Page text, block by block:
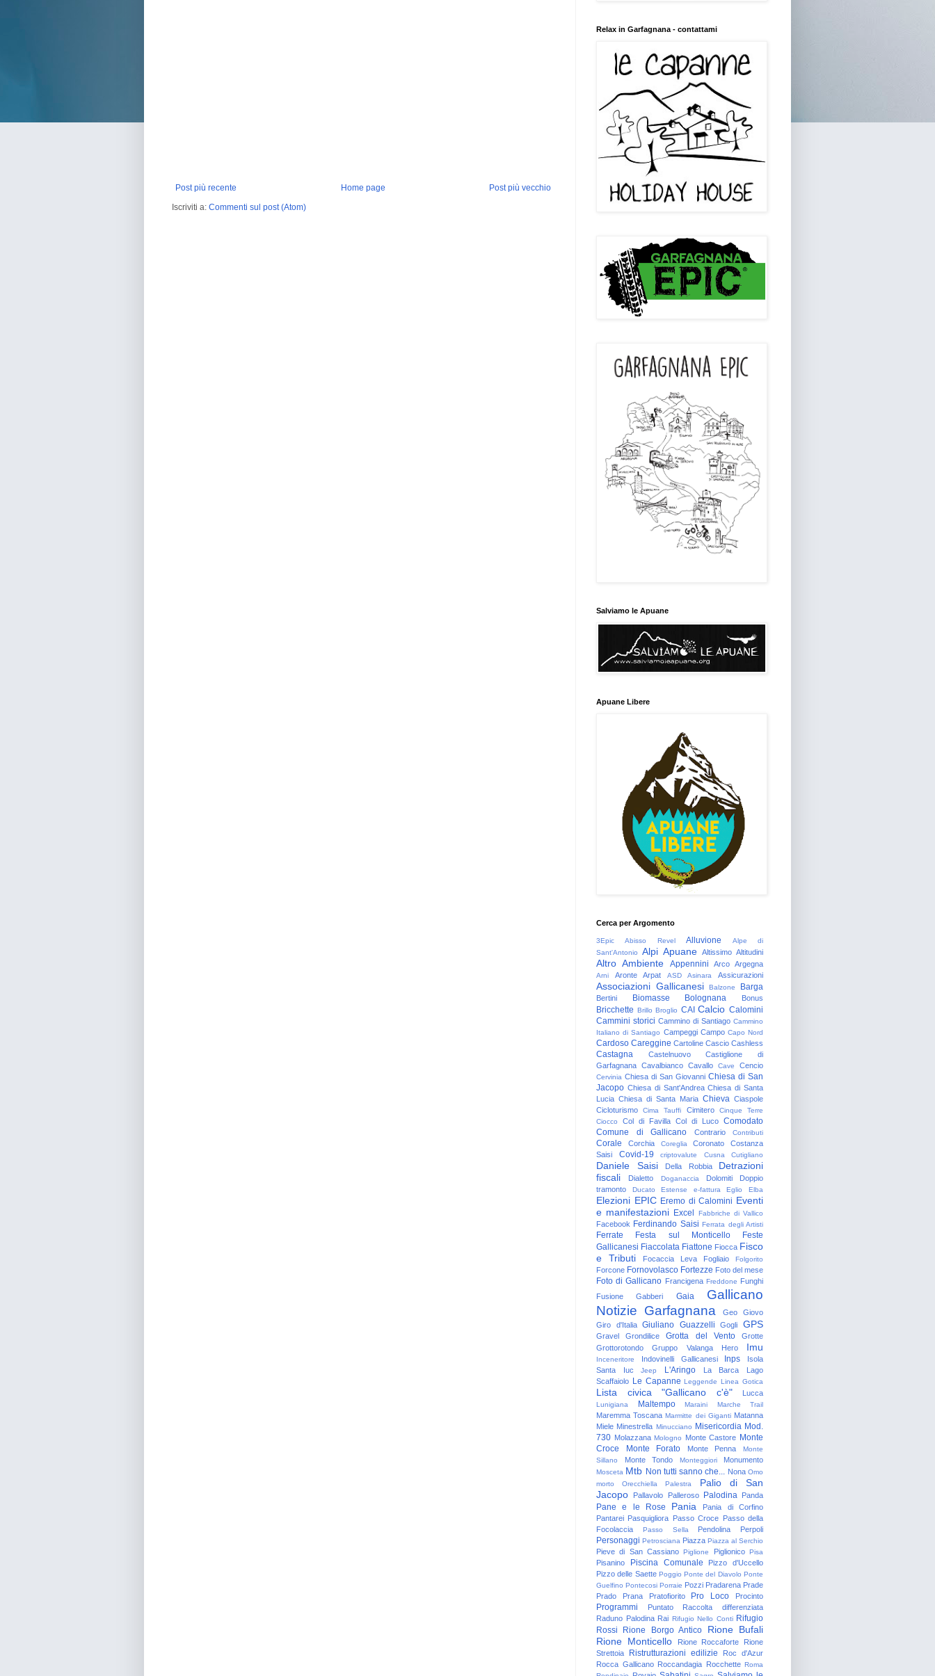
Post più recente Post più vecchio
Home page
Iscriviti a: Commenti sul post (Atom)
Relax in Garfagnana - contattami
Salviamo le Apuane
Apuane Libere
Cerca per Argomento
3Epic Abisso Revel Alluvione
Alpe di
Sant'Antonio
Alpi Apuane Altissimo Altitudini
Altro Ambiente Appennini Arco Argegna
Arni Aronte Arpat ASD Asinara Assicurazioni
Associazioni Gallicanesi Balzone Barga
Bertini Biomasse Bolognana Bonus
Bricchette Brillo Broglio CAI Calcio Calomini
Cammini storici Cammino di Santiago Cammino
Italiano di Santiago Campeggi Campo Capo Nord
Cardoso Careggine Cartoline Cascio Cashless
Castagna Castelnuovo
Castiglione di
Garfagnana Cavalbianco Cavallo Cave Cencio
Cervinia Chiesa di San Giovanni Chiesa di San
Jacopo Chiesa di Sant'Andrea Chiesa di Santa
Lucia Chiesa di Santa Maria Chieva Ciaspole
Cicloturismo
Cima Tauffi Cimitero
Cinque Terre
Ciocco
Col di Favilla Col di Luco Comodato
Comune di Gallicano
Contrario Contributi
Corale Corchia Coreglia Coronato
Costanza
Saisi
Covid-19 criptovalute Cusna Cutigliano
Daniele Saisi Della Robbia
Detrazioni
fiscali
Dialetto Doganaccia Dolomiti
Doppio
tramonto
Ducato Estense e-fattura Eglio Elba
Elezioni EPIC Eremo di Calomini Eventi
e manifestazioni Excel Fabbriche di Vallico
Facebook Ferdinando Saisi Ferrata degli Artisti
Ferrate Festa sul Monticello
Feste
Gallicanesi Fiaccolata Fiattone Fiocca Fisco
e Tributi
Focaccia Leva Fogliaio Folgorito
Forcone Fornovolasco Fortezze Foto del mese
Foto di Gallicano Francigena Freddone Funghi
Fusione
Gabberi Gaia
Gallicano
Notizie Garfagnana Geo
Giovo
Giro d'Italia
Giuliano Guazzelli Gogli GPS
Gravel Grondilice Grotta del Vento
Grotte
Grottorotondo
Gruppo Valanga Hero Imu
Inceneritore Indovinelli Gallicanesi Inps
Isola
Santa
Iuc Jeep L'Aringo La Barca
Lago
Scaffaiolo Le Capanne Leggende Linea Gotica
Lista civica "Gallicano c'è" Lucca
Lunigiana Maltempo Maraini Marche Trail
Maremma Toscana Marmitte dei Giganti Matanna
Miele Minestrella Minucciano Misericordia Mod.
730 Molazzana Mologno Monte Castore Monte
Croce
Monte Forato Monte Penna
Monte
Sillano
Monte Tondo Monteggiori Monumento
Mosceta Mtb Non tutti sanno che... Nona Omo
morto
Orecchiella Palestra
Palio di San
Jacopo
Pallavolo Palleroso Palodina Panda
Pane e le Rose Pania
Pania di Corfino
Pantarei Pasquigliora Passo Croce Passo della
Focolaccia
Passo Sella Pendolina Perpoli
Personaggi Petrosciana Piazza Piazza al Serchio
Pieve di San Cassiano Piglione Piglionico Pisa
Pisanino Piscina Comunale
Pizzo d'Uccello
Pizzo delle Saette Poggio Ponte del Diavolo Ponte
Guelfino Pontecosi Porraie Pozzi Pradarena Prade
Prado
Prana Pratofiorito Pro Loco Procinto
Programmi Puntato
Raccolta differenziata
Raduno Palodina Rai Rifugio Nello Conti Rifugio
Rossi
Rione Borgo Antico
Rione Bufali
Rione Monticello
Rione Roccaforte
Rione
Strettoia
Ristrutturazioni edilizie
Roc d'Azur
Rocca Gallicano Roccandagia Rocchette Roma